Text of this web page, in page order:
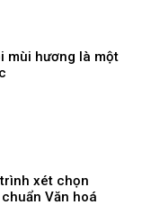
mùi hương là một
xét chọn
Văn hoá